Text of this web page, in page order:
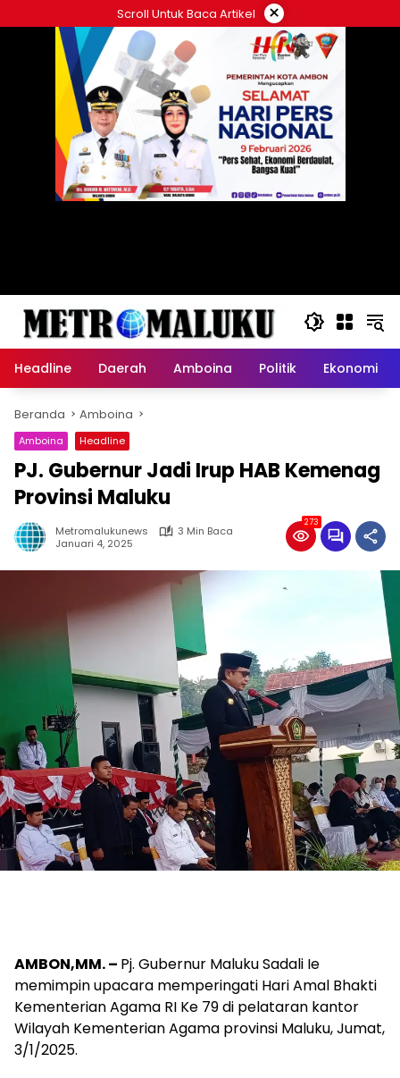
ke
Scroll Untuk Baca Artikel ×
Headline Daerah Amboina Politik Ekonomi
Beranda Amboina
Amboina Headline
PJ. Gubernur Jadi Irup HAB Kemenag
Provinsi Maluku
Metromalukunews
3 Min Baca
Januari 4, 2025
273
AMBON,MM. – Pj. Gubernur Maluku Sadali Ie
memimpin upacara memperingati Hari Amal Bhakti
Kementerian Agama RI Ke 79 di pelataran kantor
Wilayah Kementerian Agama provinsi Maluku, Jumat,
3/1/2025.